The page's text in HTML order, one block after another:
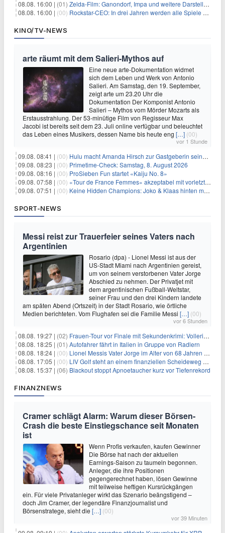
08.08. 16:00 | (01) Zelda-Film: Ganondorf, Impa und weitere Darsteller sollen feststehen
08.08. 16:00 | (00) Rockstar-CEO: In drei Jahren werden alle Spiele gestreamt
KINO/TV-NEWS
arte räumt mit dem Salieri-Mythos auf
Eine neue arte-Dokumentation widmet
sich dem Leben und Werk von Antonio
Salieri. Am Samstag, den 19. September,
zeigt arte um 23.20 Uhr die
Dokumentation Der Komponist Antonio
Salieri – Mythos vom Mörder Mozarts als
Erstausstrahlung. Der 53-minütige Film von Regisseur Max
Jacobi ist bereits seit dem 23. Juli online verfügbar und beleuchtet
das Leben eines Musikers, dessen Name bis heute eng […] (00)
vor 1 Stunde
09.08. 08:41 | (00) Hulu macht Amanda Hirsch zur Gastgeberin seines Reality-Podcasts
09.08. 08:23 | (00) Primetime-Check: Samstag, 8. August 2026
09.08. 08:16 | (00) ProSieben Fun startet «Kaiju No. 8»
09.08. 07:58 | (00) «Tour de France Femmes» akzeptabel mit vorletzter Etappe
09.08. 07:51 | (00) Keine Hidden Champions: Joko & Klaas hinten mit Best-Of
SPORT-NEWS
Messi reist zur Trauerfeier seines Vaters nach
Argentinien
Rosario (dpa) - Lionel Messi ist aus der
US-Stadt Miami nach Argentinien gereist,
um von seinem verstorbenen Vater Jorge
Abschied zu nehmen. Der Privatjet mit
dem argentinischen Fußball-Weltstar,
seiner Frau und den drei Kindern landete
am späten Abend (Ortszeit) in der Stadt Rosario, wie örtliche
Medien berichteten. Vom Flughafen sei die Familie Messi […] (00)
vor 6 Stunden
08.08. 19:27 | (02) Frauen-Tour vor Finale mit Sekundenkrimi: Vollering in Gelb
08.08. 18:25 | (01) Autofahrer fährt in Italien in Gruppe von Radlern
08.08. 18:24 | (00) Lionel Messis Vater Jorge im Alter von 68 Jahren gestorben
08.08. 17:05 | (00) LIV Golf steht an einem finanziellen Scheideweg auf der Suche nach neuen Investitionen
08.08. 15:37 | (06) Blackout stoppt Apnoetaucher kurz vor Tiefenrekord
FINANZNEWS
Cramer schlägt Alarm: Warum dieser Börsen-
Crash die beste Einstiegschance seit Monaten
ist
Wenn Profis verkaufen, kaufen Gewinner
Die Börse hat nach der aktuellen
Earnings-Saison zu taumeln begonnen.
Anleger, die ihre Positionen
gegengerechnet haben, lösen Gewinne
mit teilweise heftigen Kursrückgängen
ein. Für viele Privatanleger wirkt das Szenario beängstigend –
doch Jim Cramer, der legendäre Finanzjournalist und
Börsenstratege, sieht die […] (00)
vor 39 Minuten